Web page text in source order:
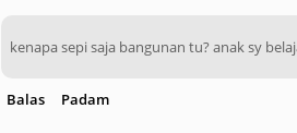
kenapa sepi saja bangunan tu? anak sy
Balas Padam